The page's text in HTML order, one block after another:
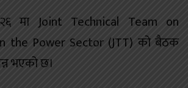
मा Joint Technical Team on
the Power Sector (JTT) को बैठक
भएको छ।